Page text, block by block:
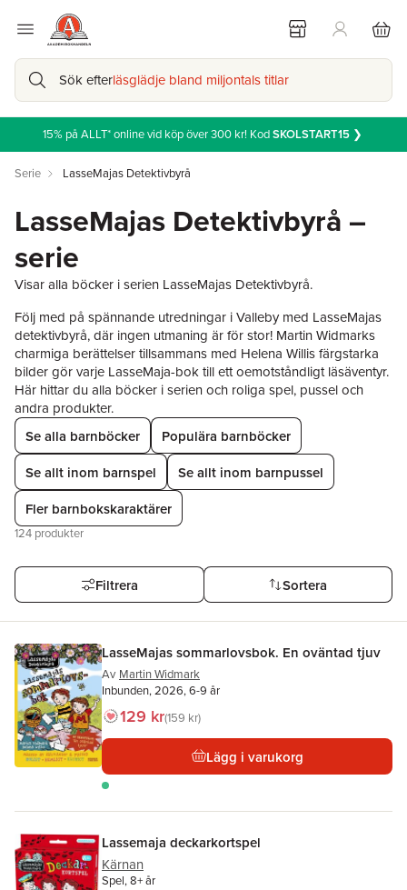
Sök efterläsglädje bland miljontals titlar
15% på ALLT* online vid köp över 300 kr! KodSKOLSTART15❯
Serie LasseMajas Detektivbyrå
LasseMajas Detektivbyrå –
serie
Visar alla böcker i serien LasseMajas Detektivbyrå.
Följ med på spännande utredningar i Valleby med LasseMajas
detektivbyrå, där ingen utmaning är för stor! Martin Widmarks
charmiga berättelser tillsammans med Helena Willis färgstarka
bilder gör varje LasseMaja-bok till ett oemotståndligt läsäventyr.
Här hittar du alla böcker i serien och roliga spel, pussel och
andra produkter.
Hoppa över listan
Se alla barnböcker
Populära barnböcker
Se allt inom barnspel
Se allt inom barnpussel
Fler barnbokskaraktärer
124 produkter
Filtrera Sortera
LasseMajas sommarlovsbok. En oväntad tjuv
Av Martin Widmark
Inbunden, 2026, 6-9 år
129 kr159 kr
Lägg i varukorg
Lassemaja deckarkortspel
Kärnan
Spel, 8+ år